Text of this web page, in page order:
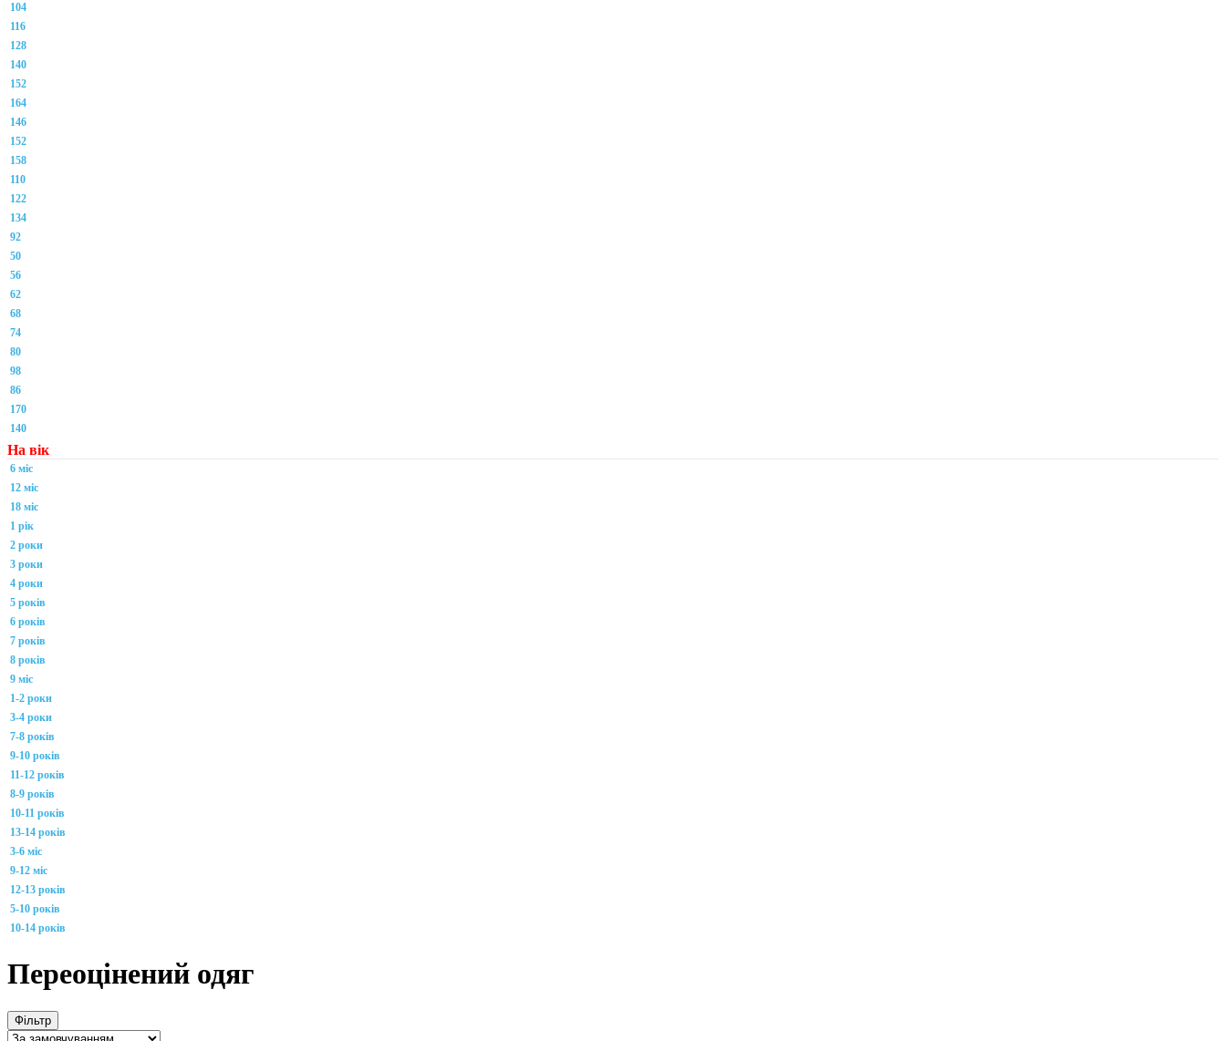
104
116
128
140
152
164
146
152
158
110
122
134
92
50
56
62
68
74
80
98
86
170
140
На вік
6 міс
12 міс
18 міс
1 рік
2 роки
3 роки
4 роки
5 років
6 років
7 років
8 років
9 міс
1-2 роки
3-4 роки
7-8 років
9-10 років
11-12 років
8-9 років
10-11 років
13-14 років
3-6 міс
9-12 міс
12-13 років
5-10 років
10-14 років
Переоцінений одяг
Фільтр